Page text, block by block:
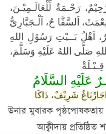
رَحْـمَةٌ لِّلْعَالَـمِيْـنَ،
اَلسَّفَّا حُ، اَلْـجَبَّارِىُّ
اَهْلُ بَــيْتِ رَسُوْلِ اللهِ
صَلَّى اللهُ عَلَيْهِ وَسَلَّمَ،
عَلَيْهِ السَّلَامُ
شَرِيْفٌ، دَاكَا
উনার মুবারক পৃষ্ঠপোষকতায়
আক্বীদায় প্রতিষ্ঠিত